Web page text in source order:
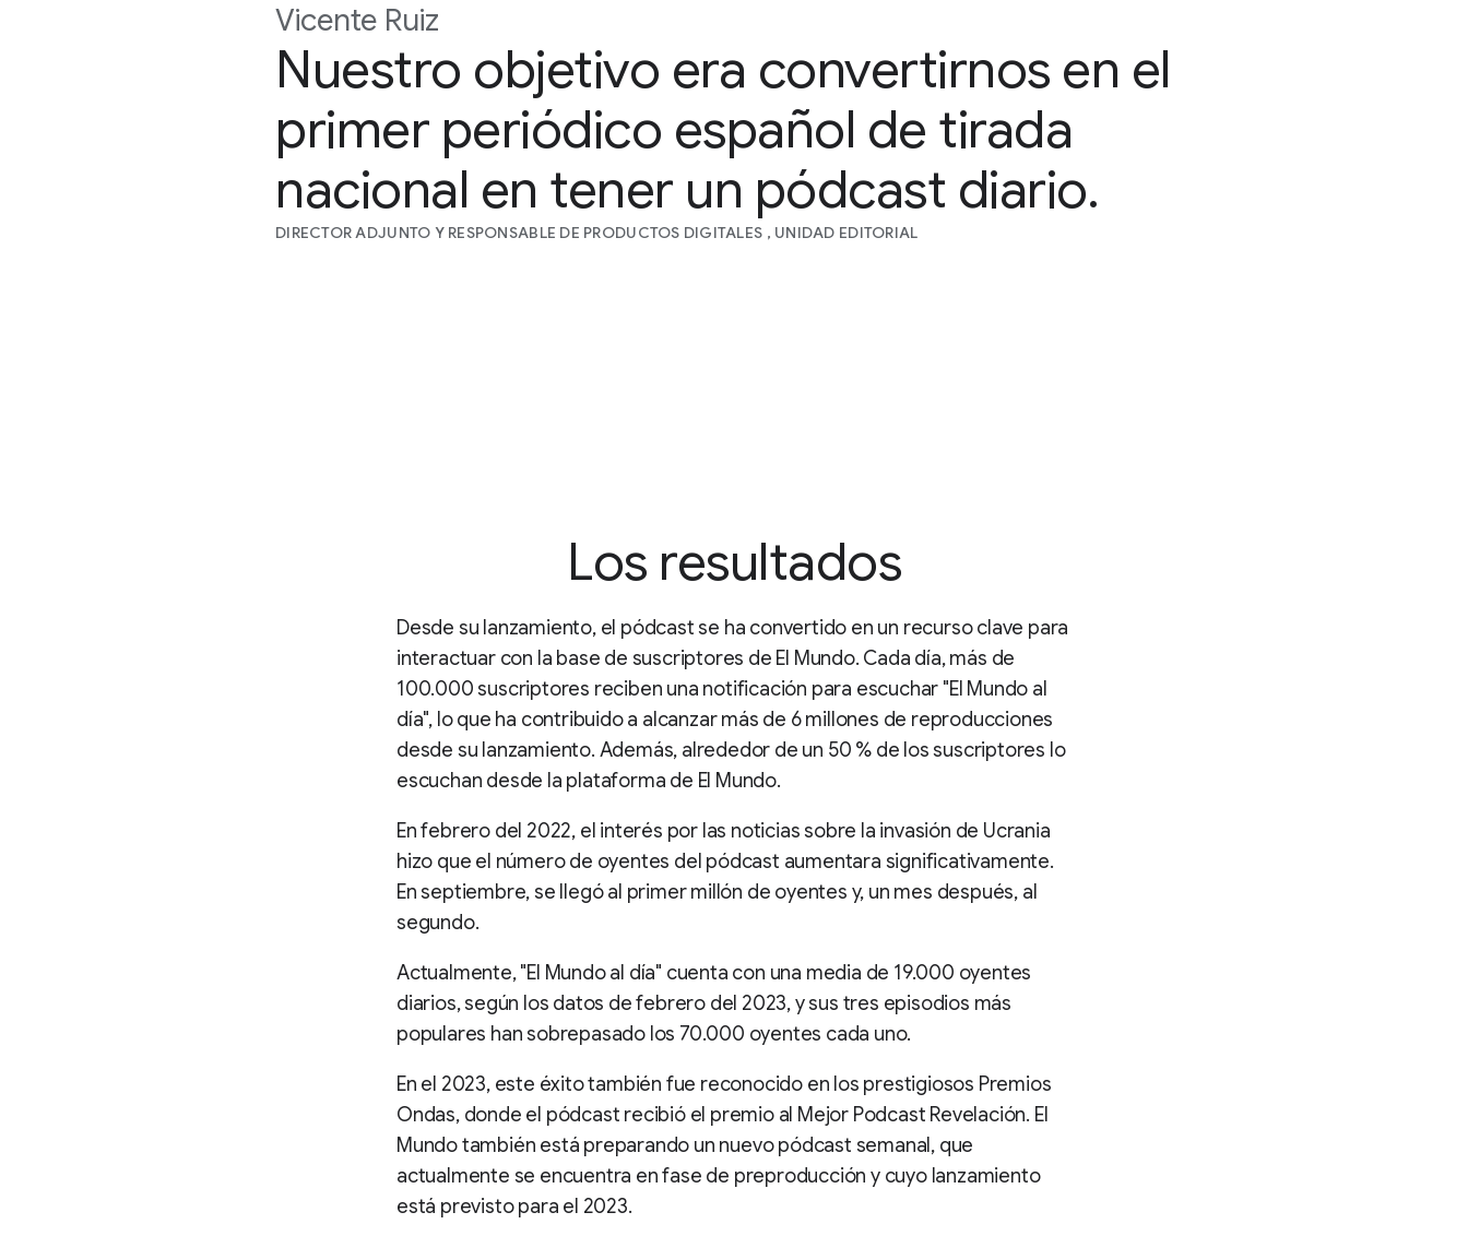
Vicente Ruiz
Nuestro objetivo era convertirnos en el
primer periódico español de tirada
nacional en tener un pódcast diario.
DIRECTOR ADJUNTO Y RESPONSABLE DE PRODUCTOS DIGITALES , UNIDAD EDITORIAL
Los resultados
Desde su lanzamiento, el pódcast se ha convertido en un recurso clave para
interactuar con la base de suscriptores de El Mundo. Cada día, más de
100.000 suscriptores reciben una notificación para escuchar "El Mundo al
día", lo que ha contribuido a alcanzar más de 6 millones de reproducciones
desde su lanzamiento. Además, alrededor de un 50 % de los suscriptores lo
escuchan desde la plataforma de El Mundo.
En febrero del 2022, el interés por las noticias sobre la invasión de Ucrania
hizo que el número de oyentes del pódcast aumentara significativamente.
En septiembre, se llegó al primer millón de oyentes y, un mes después, al
segundo.
Actualmente, "El Mundo al día" cuenta con una media de 19.000 oyentes
diarios, según los datos de febrero del 2023, y sus tres episodios más
populares han sobrepasado los 70.000 oyentes cada uno.
En el 2023, este éxito también fue reconocido en los prestigiosos Premios
Ondas, donde el pódcast recibió el premio al Mejor Podcast Revelación. El
Mundo también está preparando un nuevo pódcast semanal, que
actualmente se encuentra en fase de preproducción y cuyo lanzamiento
está previsto para el 2023.